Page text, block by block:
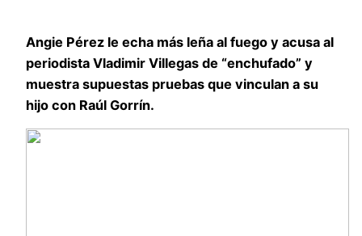
Angie Pérez le echa más leña al fuego y acusa al
periodista Vladimir Villegas de “enchufado” y
muestra supuestas pruebas que vinculan a su
hijo con Raúl Gorrín.